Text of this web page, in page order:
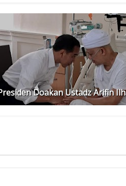
Doakan Ustadz Arifin